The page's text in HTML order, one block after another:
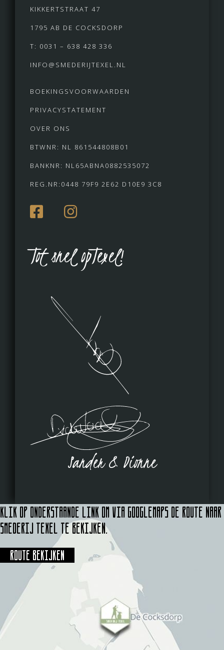
KIKKERTSTRAAT 47
1795 AB DE COCKSDORP
T: 0031 – 638 428 336
INFO@SMEDERIJTEXEL.NL
BOEKINGSVOORWAARDEN
PRIVACYSTATEMENT
OVER ONS
BTWNR: NL 861544808B01
BANKNR: NL65ABNA0882535072
REG.NR:0448 79F9 2E62 D10E9 3C8
Tot snel opTexel!
Sander & Dionne
Klik op onderstaande link om via Googlemaps de route naar
Smederij Texel te bekijken.
Route bekijken